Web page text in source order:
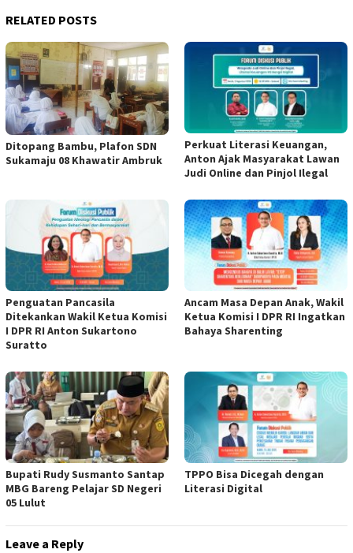
RELATED POSTS
Ditopang Bambu, Plafon SDN
Sukamaju 08 Khawatir Ambruk
Perkuat Literasi Keuangan,
Anton Ajak Masyarakat Lawan
Judi Online dan Pinjol Ilegal
Penguatan Pancasila
Ditekankan Wakil Ketua Komisi
I DPR RI Anton Sukartono
Suratto
Ancam Masa Depan Anak, Wakil
Ketua Komisi I DPR RI Ingatkan
Bahaya Sharenting
Bupati Rudy Susmanto Santap
MBG Bareng Pelajar SD Negeri
05 Lulut
TPPO Bisa Dicegah dengan
Literasi Digital
Leave a Reply